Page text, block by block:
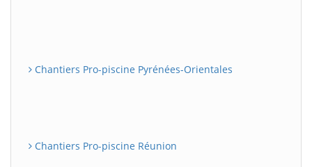
Chantiers Pro-piscine Pyrénées-Orientales
Chantiers Pro-piscine Réunion